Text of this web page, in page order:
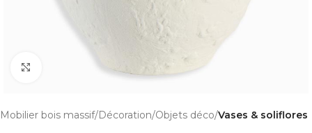
Cliquer pour agrandir
Mobilier bois massif Décoration Objets déco Vases & soliflores